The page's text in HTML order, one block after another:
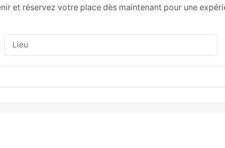
et réservez votre place dès maintenant pour une